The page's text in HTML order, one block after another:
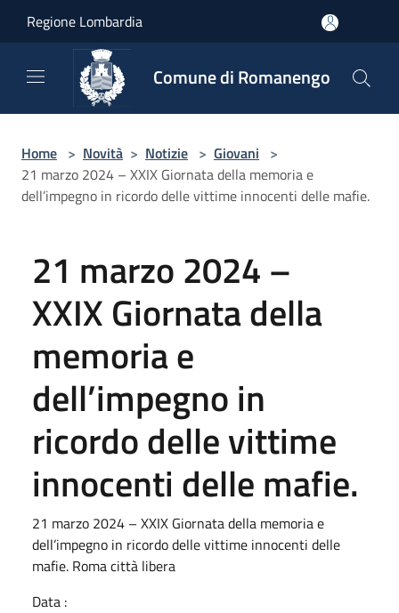
Regione Lombardia
Comune di Romanengo
Home > Novità > Notizie > Giovani >
21 marzo 2024 – XXIX Giornata della memoria e
dell’impegno in ricordo delle vittime innocenti delle mafie.
21 marzo 2024 –
XXIX Giornata della
memoria e
dell’impegno in
ricordo delle vittime
innocenti delle mafie.
21 marzo 2024 – XXIX Giornata della memoria e
dell’impegno in ricordo delle vittime innocenti delle
mafie. Roma città libera
Data :